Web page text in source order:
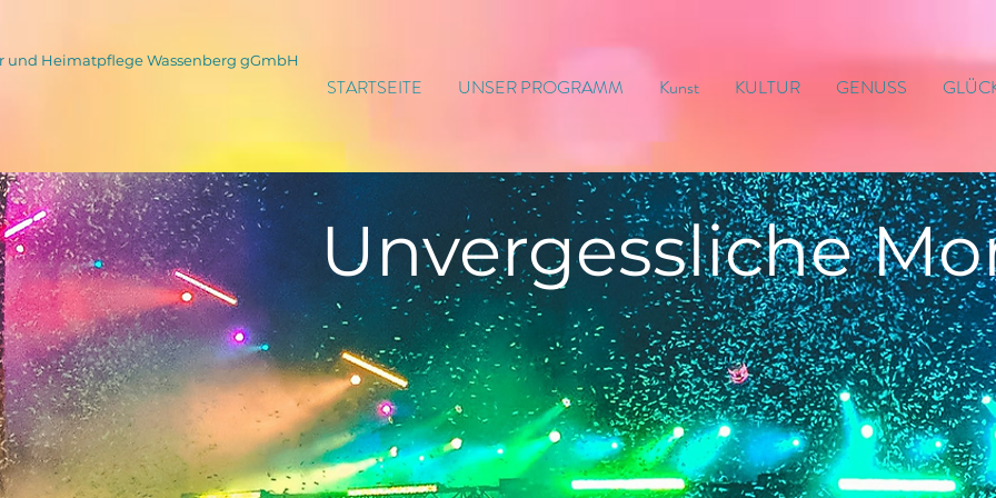
und Heimatpflege Wassenberg gGmbH
STARTSEITE UNSER PROGRAMM Kunst KULTUR GENUSS
Unvergessliche